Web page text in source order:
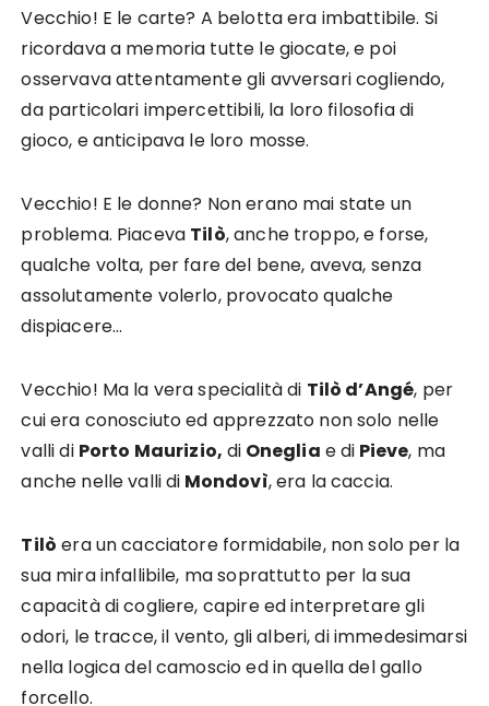
Vecchio! E le carte? A belotta era imbattibile. Si
ricordava a memoria tutte le giocate, e poi
osservava attentamente gli avversari cogliendo,
da particolari impercettibili, la loro filosofia di
gioco, e anticipava le loro mosse.
Vecchio! E le donne? Non erano mai state un
problema. Piaceva Tilò, anche troppo, e forse,
qualche volta, per fare del bene, aveva, senza
assolutamente volerlo, provocato qualche
dispiacere…
Vecchio! Ma la vera specialità di Tilò d’Angé, per
cui era conosciuto ed apprezzato non solo nelle
valli di Porto Maurizio, di Oneglia e di Pieve, ma
anche nelle valli di Mondovì, era la caccia.
Tilò era un cacciatore formidabile, non solo per la
sua mira infallibile, ma soprattutto per la sua
capacità di cogliere, capire ed interpretare gli
odori, le tracce, il vento, gli alberi, di immedesimarsi
nella logica del camoscio ed in quella del gallo
forcello.